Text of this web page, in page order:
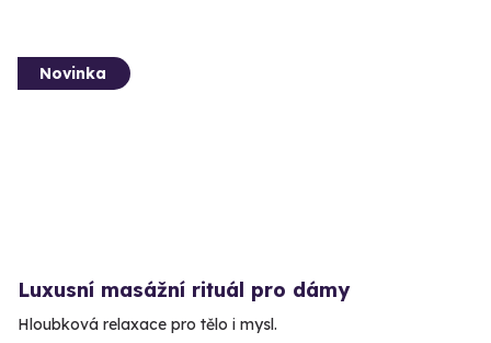
Novinka
Luxusní masážní rituál pro dámy
Hloubková relaxace pro tělo i mysl.